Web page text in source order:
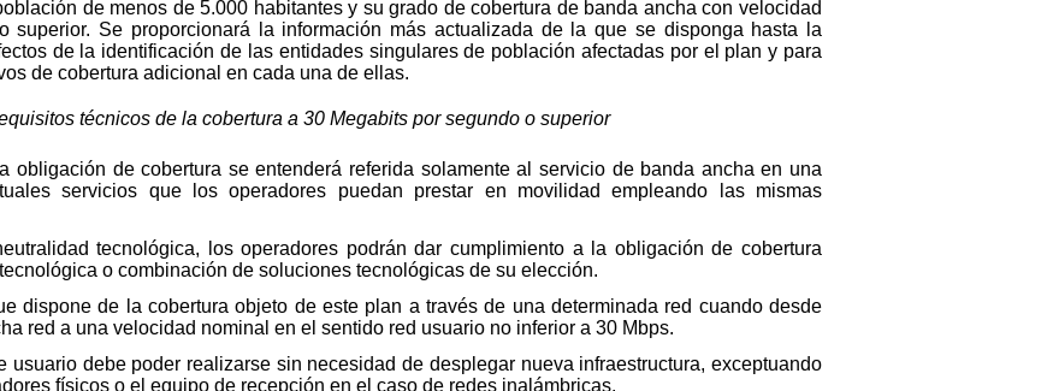
de menos de 5.000 habitantes y su grado de cobertura de banda ancha con velocidad
superior. Se proporcionará la información más actualizada de la que se disponga hasta la
de la identificación de las entidades singulares de población afectadas por el plan y para
de cobertura adicional en cada una de ellas.
técnicos de la cobertura a 30 Megabits por segundo o superior
obligación de cobertura se entenderá referida solamente al servicio de banda ancha en una
servicios que los operadores puedan prestar en movilidad empleando las mismas
tecnológica, los operadores podrán dar cumplimiento a la obligación de cobertura
o combinación de soluciones tecnológicas de su elección.
dispone de la cobertura objeto de este plan a través de una determinada red cuando desde
red a una velocidad nominal en el sentido red usuario no inferior a 30 Mbps.
debe poder realizarse sin necesidad de desplegar nueva infraestructura, exceptuando
físicos o el equipo de recepción en el caso de redes inalámbricas.